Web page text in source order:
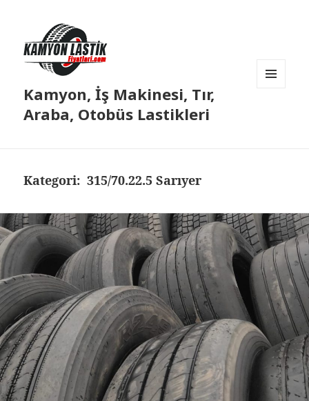
Kamyon, İş Makinesi, Tır,
Araba, Otobüs Lastikleri
Kategori: 315/70.22.5 Sarıyer